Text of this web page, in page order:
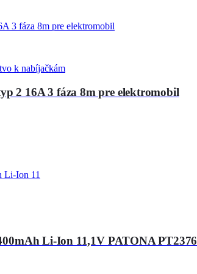
k nabíjačkám
2 16A 3 fáza 8m pre elektromobil
Li-Ion 11,1V PATONA PT2376